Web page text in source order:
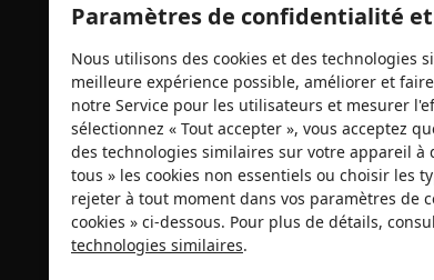
Certificats de sécurité
Paramètres de confidentialité et
Nous utilisons des cookies et des
meilleure expérience possible, améliorer et
notre Service pour les utilisateurs et mesurer
sélectionnez « Tout accepter », vous acceptez
des technologies similaires sur votre appareil
tous » les cookies non essentiels ou choisir les
rejeter à tout moment dans vos paramètres de
cookies » ci-dessous. Pour plus de détails,
technologies similaires.